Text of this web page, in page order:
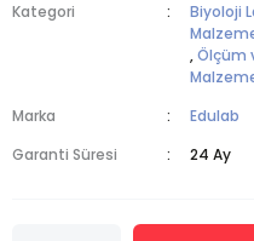
Kategori
Biyoloji
,Ölçüm
Marka
Edulab
Garanti Süresi
24 Ay